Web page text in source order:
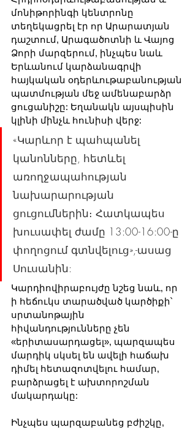
մոնիթորինգի կենտրոնը
տեղեկացրել էր որ Արարատյան
դաշտում, Արագածոտնի և Վայոց
Ձորի մարզերում, ինչպես նաև
Երևանում կարձանագրվի
հայկական օդերևութաբանության
պատմության մեջ ամենաբարձր
ցուցանիշը: Եղանակն այսպիսին
կլինի մինչև հունիսի վերջ:
«Կարևոր է պահպանել
կանոնները, հետևել
առողջապահության
նախարարության
ցուցումներին։ Հատկապես
խուսափել ժամը 13:00-16:00-ը
փողոցում գտնվելուց»,-ասաց
Սուսանին:
Կարդիովիրաբույժը նշեց նաև, որ
ի հեճուկս տարածված կարծիքի՝
սրտանոթային
հիվանդությունները չեն
«երիտասարդացել», պարզապես
մարդիկ սկսել են ավելի հաճախ
դիմել հետազոտվելու համար,
բարձրացել է ախտորոշման
մակարդակը:
Ինչպես պարզաբանեց բժիշկը,